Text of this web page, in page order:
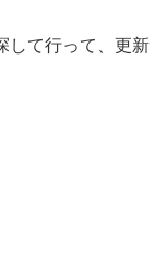
して行って、更新